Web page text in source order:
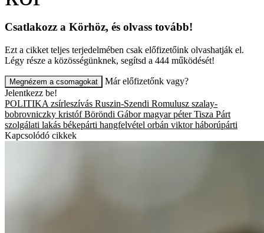
Csatlakozz a Körhöz, és olvass tovább!
Ezt a cikket teljes terjedelmében csak előfizetőink olvashatják el.
Légy része a közösségünknek, segítsd a 444 működését!
Megnézem a csomagokat
Már előfizetőnk vagy?
Jelentkezz be!
POLITIKA zsírleszívás Ruszin-Szendi Romulusz szalay-
bobrovniczky kristóf Böröndi Gábor magyar péter Tisza Párt
szolgálati lakás békepárti hangfelvétel orbán viktor háborúpárti
Kapcsolódó cikkek